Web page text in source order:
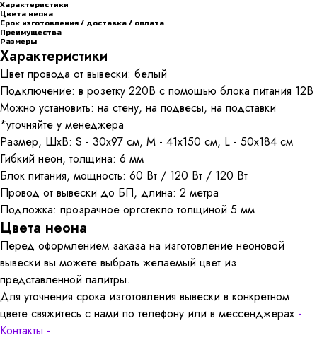
Характеристики
Цвета неона
Срок изготовления / доставка / оплата
Преимущества
Размеры
Характеристики
Цвет провода от вывески: белый
Подключение: в розетку 220В с помощью блока питания 12В
Можно установить: на стену, на подвесы, на подставки
*уточняйте у менеджера
Размер, ШхВ: S - 30x97 см, M - 41x150 см, L - 50x184 см
Гибкий неон, толщина: 6 мм
Блок питания, мощность: 60 Вт / 120 Вт / 120 Вт
Провод от вывески до БП, длина: 2 метра
Подложка: прозрачное оргстекло толщиной 5 мм
Цвета неона
Перед оформлением заказа на изготовление неоновой
вывески вы можете выбрать желаемый цвет из
представленной палитры.
Для уточнения срока изготовления вывески в конкретном
цвете свяжитесь с нами по телефону или в мессенджерах -
Контакты -